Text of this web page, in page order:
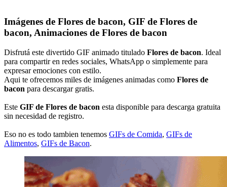
Imágenes de Flores de bacon, GIF de Flores de
bacon, Animaciones de Flores de bacon
Disfrutá este divertido GIF animado titulado Flores de bacon. Ideal
para compartir en redes sociales, WhatsApp o simplemente para
expresar emociones con estilo.
Aqui te ofrecemos miles de imágenes animadas como Flores de
bacon para descargar gratis.
Este GIF de Flores de bacon esta disponible para descarga gratuita
sin necesidad de registro.
Eso no es todo tambien tenemos GIFs de Comida, GIFs de
Alimentos, GIFs de Bacon.